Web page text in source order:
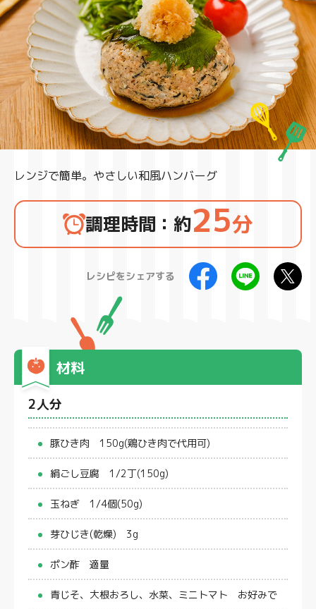
製
レシピをシェアする
レンジで簡単。やさしい和風ハンバーグ
調理時間：約25分
材料
2人分
豚ひき肉 150g(鶏ひき肉で代用可)
絹ごし豆腐 1/2丁(150g)
玉ねぎ 1/4個(50g)
芽ひじき(乾燥) 3g
ポン酢 適量
青じそ、大根おろし、水菜、ミニトマト お好みで